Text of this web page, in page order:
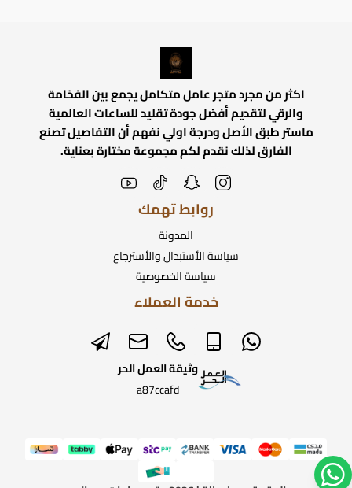
اكثر من مجرد متجر عامل متكامل يجمع بين الفخامة
والرقي لتقديم أفضل جودة تقليد للساعات العالمية
ماستر طبق الأصل ودرجة اولي نفهم أن التفاصيل تصنع
الفارق لذلك نقدم لكم مجموعة مختارة بعناية.
روابط تهمك
المدونة
سياسة الأستبدال والأسترجاع
سياسة الخصوصية
خدمة العملاء
وثيقة العمل الحر
a87ccafd